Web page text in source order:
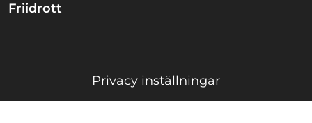
Friidrott
Privacy inställningar